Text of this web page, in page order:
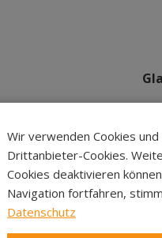
Wir verwenden Cookies
Drittanbieter-Cookies.
Cookies deaktivieren
Navigation fortfahren,
Datenschutz